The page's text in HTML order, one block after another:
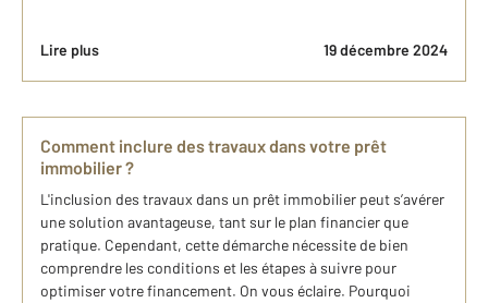
Lire plus 19 décembre 2024
Comment inclure des travaux dans votre prêt
immobilier ?
L'inclusion des travaux dans un prêt immobilier peut s’avérer
une solution avantageuse, tant sur le plan financier que
pratique. Cependant, cette démarche nécessite de bien
comprendre les conditions et les étapes à suivre pour
optimiser votre financement. On vous éclaire. Pourquoi